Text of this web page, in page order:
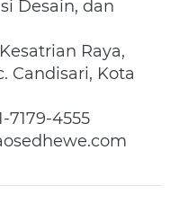
Desain, dan
Raya,
Candisari, Kota
7179-4555